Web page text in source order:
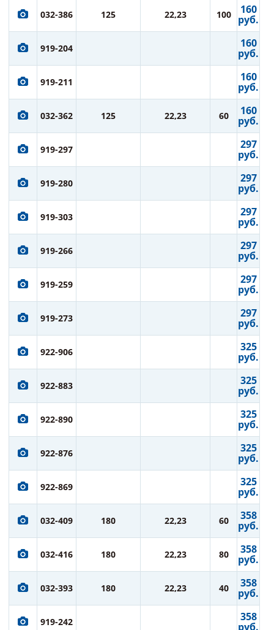
032-386 125 22,23 100 160
руб.
919-204 160
руб.
919-211 160
руб.
032-362 125 22,23 60 160
руб.
919-297 297
руб.
919-280 297
руб.
919-303 297
руб.
919-266 297
руб.
919-259 297
руб.
919-273 297
руб.
922-906 325
руб.
922-883 325
руб.
922-890 325
руб.
922-876 325
руб.
922-869 325
руб.
032-409 180 22,23 60 358
руб.
032-416 180 22,23 80 358
руб.
032-393 180 22,23 40 358
руб.
919-242 358
руб.